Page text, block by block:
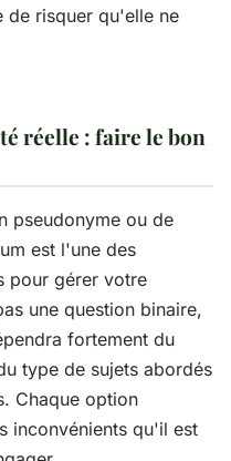
de risquer qu'elle ne
réelle : faire le bon
pseudonyme ou de
est l'une des
pour gérer votre
une question binaire,
fortement du
type de sujets abordés
Chaque option
inconvénients qu'il est